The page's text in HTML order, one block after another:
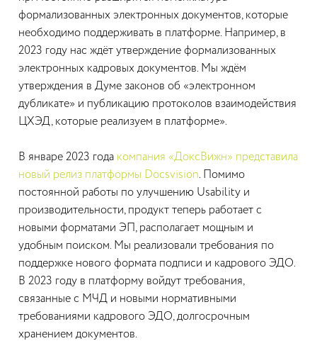
формализованных электронных документов, которые
необходимо поддерживать в платформе. Например, в
2023 году нас ждёт утверждение формализованных
электронных кадровых документов. Мы ждём
утверждения в Думе законов об «электронном
дубликате» и публикацию протоколов взаимодействия
ЦХЭД, которые реализуем в платформе».
В январе 2023 года компания «ДоксВижн» представила
новый релиз платформы Docsvision. Помимо
постоянной работы по улучшению Usability и
производительности, продукт теперь работает с
новыми форматами ЭП, располагает мощным и
удобным поиском. Мы реализовали требования по
поддержке нового формата подписи и кадрового ЭДО.
В 2023 году в платформу войдут требования,
связанные с МЧД и новыми нормативными
требованиями кадрового ЭДО, долгосрочным
хранением документов.